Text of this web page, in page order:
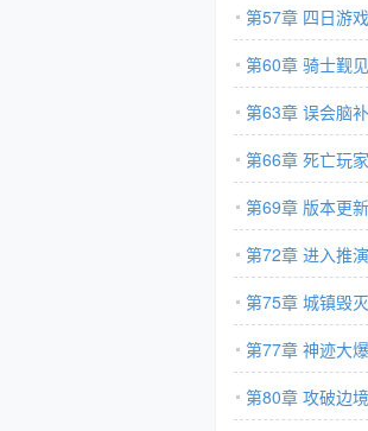
第57章 四日游
读求月票）
第60章 骑士觐
第63章 误会脑
之处（求月票，求
第66章 死亡玩
第69章 版本更
票）
第72章 进入推
第75章 城镇毁
票求追读）
第77章 神迹大
（2/4，求订阅）
第80章 攻破边